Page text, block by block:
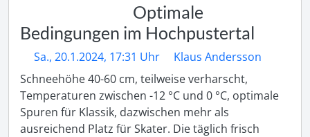
Optimale
Bedingungen im Hochpustertal
Sa., 20.1.2024, 17:31 Uhr
Klaus Andersson
Schneehöhe 40-60 cm, teilweise verharscht,
Temperaturen zwischen -12 °C und 0 °C, optimale
Spuren für Klassik, dazwischen mehr als
ausreichend Platz für Skater. Die täglich frisch